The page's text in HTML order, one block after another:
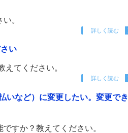
。
詳しく読む
い
てください。
詳しく読む
いなど）に変更したい。変更でき
すか？教えてください。